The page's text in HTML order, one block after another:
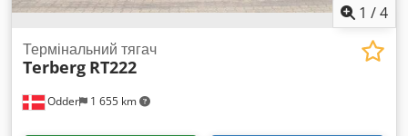
1 /4
Odder 1 655 km
Термінальний тягач
Terberg RT222